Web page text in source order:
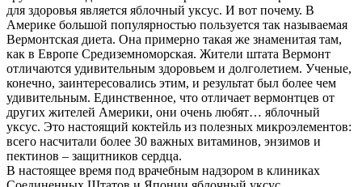
для здоровья является яблочный уксус. И вот почему. В
Америке большой популярностью пользуется так называемая
Вермонтская диета. Она примерно такая же знаменитая там,
как в Европе Средиземноморская. Жители штата Вермонт
отличаются удивительным здоровьем и долголетием. Ученые,
конечно, заинтересовались этим, и результат был более чем
удивительным. Единственное, что отличает вермонтцев от
других жителей Америки, они очень любят… яблочный
уксус. Это настоящий коктейль из полезных микроэлементов:
всего насчитали более 30 важных витаминов, энзимов и
пектинов – защитников сердца.
В настоящее время под врачебным надзором в клиниках